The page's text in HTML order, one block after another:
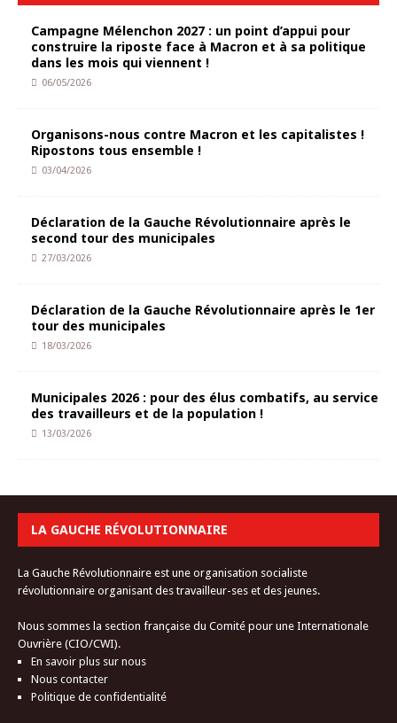
Campagne Mélenchon 2027 : un point d’appui pour
construire la riposte face à Macron et à sa politique
dans les mois qui viennent !
06/05/2026
Organisons-nous contre Macron et les capitalistes !
Ripostons tous ensemble !
03/04/2026
Déclaration de la Gauche Révolutionnaire après le
second tour des municipales
27/03/2026
Déclaration de la Gauche Révolutionnaire après le 1er
tour des municipales
18/03/2026
Municipales 2026 : pour des élus combatifs, au service
des travailleurs et de la population !
13/03/2026
LA GAUCHE RÉVOLUTIONNAIRE
La Gauche Révolutionnaire est une organisation socialiste
révolutionnaire organisant des travailleur-ses et des jeunes.
Nous sommes la section française du Comité pour une Internationale
Ouvrière (CIO/CWI).
En savoir plus sur nous
Nous contacter
Politique de confidentialité